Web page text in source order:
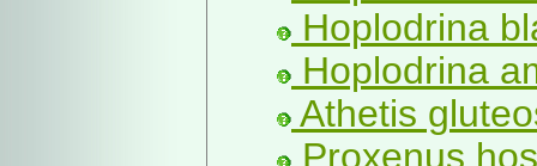
Hoplodrina
Hoplodrina
Athetis
Proxenus